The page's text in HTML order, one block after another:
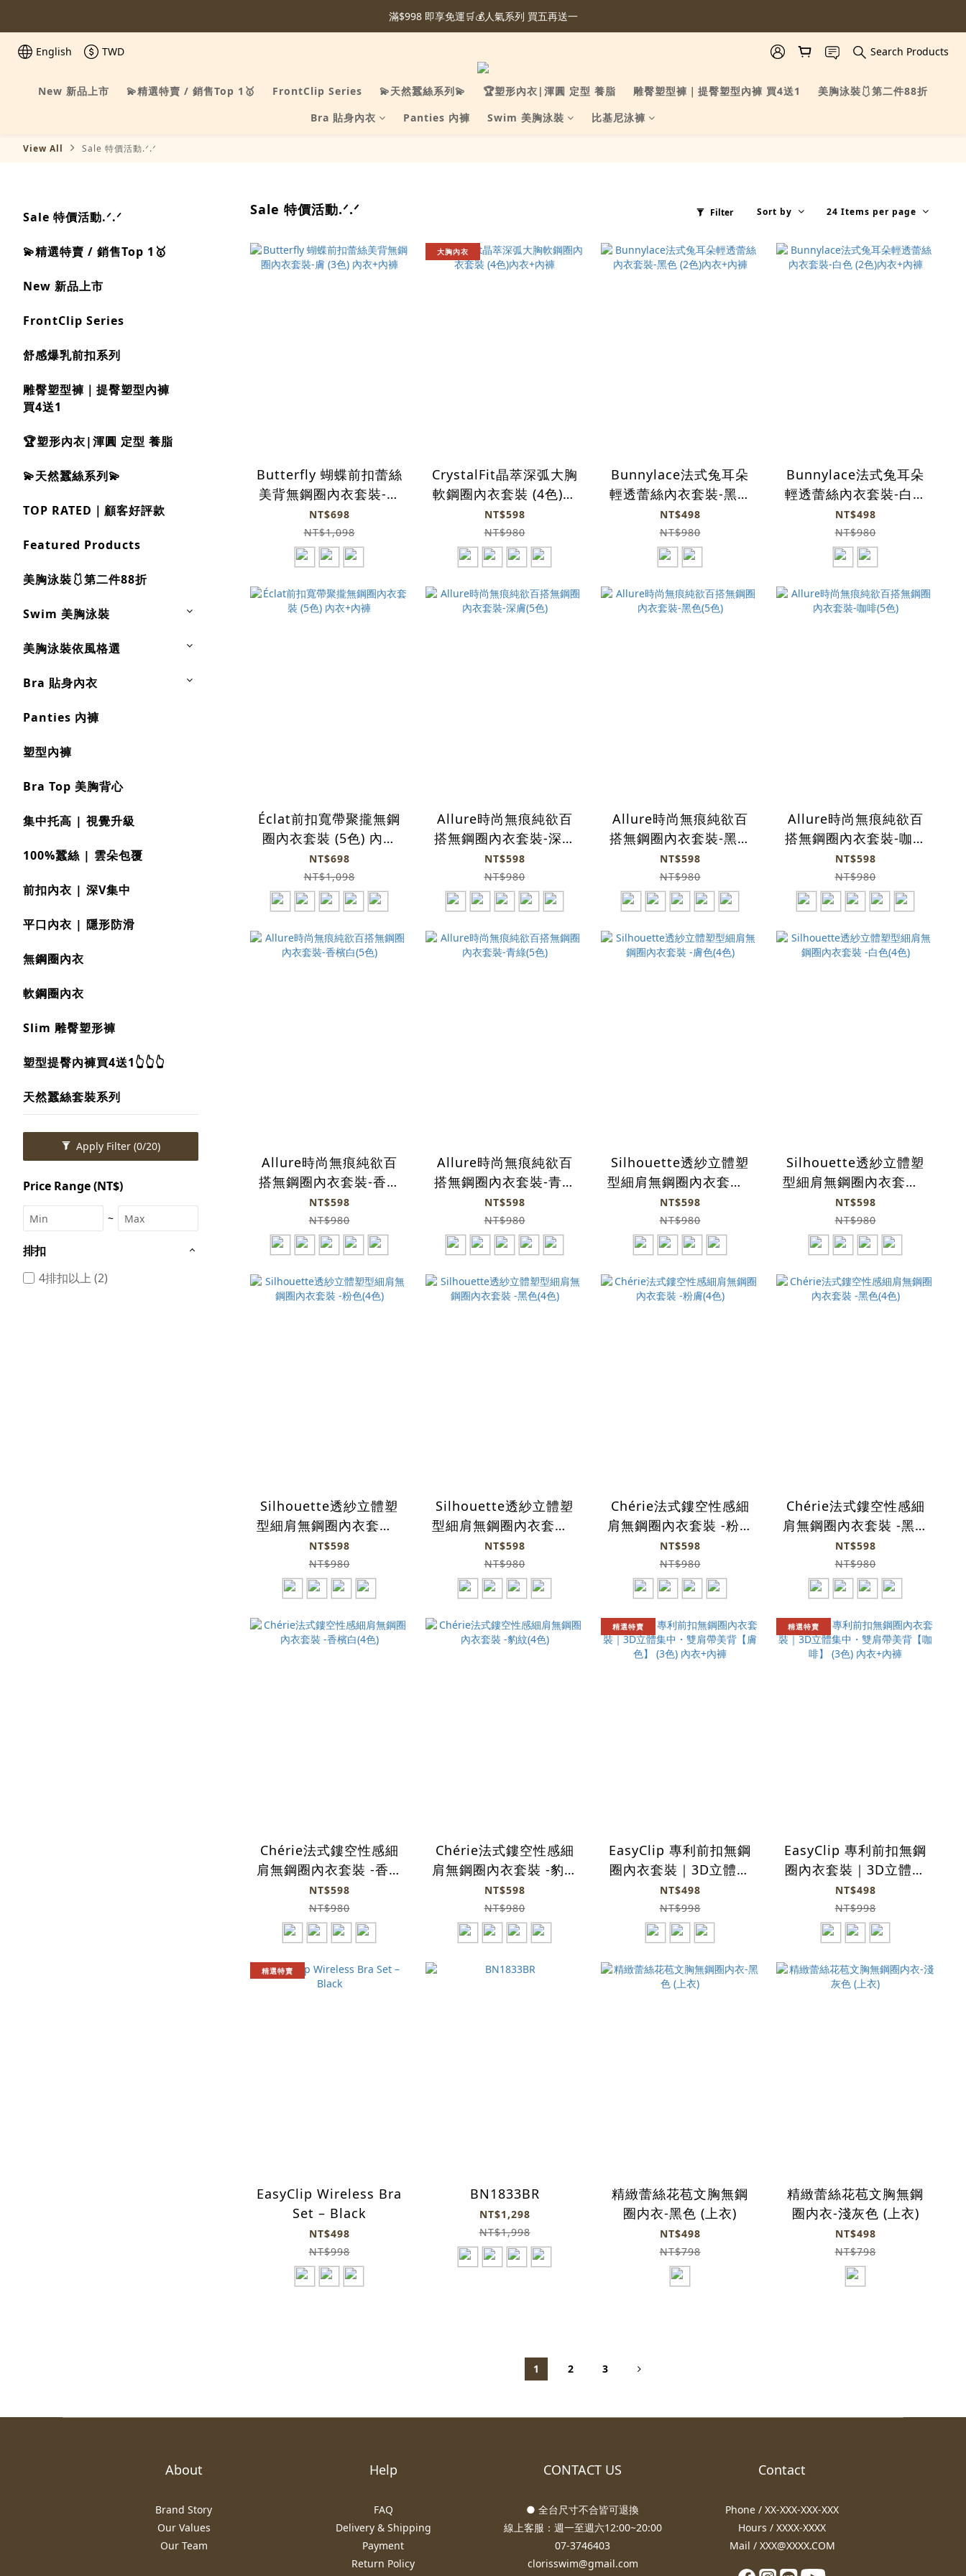
滿$998 即享免運🛒💰人氣系列 買五再送一
English TWD Search Products
New 新品上市 💫精選特賣 / 銷售Top 1🥇 FrontClip Series 💫天然蠶絲系列💫 🏆塑形內衣|渾圓 定型 養脂 雕臀塑型褲｜提臀塑型內褲 買4送1
美胸泳裝🩱第二件88折
Bra 貼身內衣
Panties 內褲 Swim 美胸泳裝 比基尼泳褲
View All Sale 特價活動.ᐟ.ᐟ
Sale 特價活動.ᐟ.ᐟ
💫精選特賣 / 銷售Top 1🥇
New 新品上市
FrontClip Series
舒感爆乳前扣系列
雕臀塑型褲｜提臀塑型內褲
買4送1
🏆塑形內衣|渾圓 定型 養脂
💫天然蠶絲系列💫
TOP RATED｜顧客好評款
Featured Products
美胸泳裝🩱第二件88折
Swim 美胸泳裝
美胸泳裝依風格選
Bra 貼身內衣
Panties 內褲
塑型內褲
Bra Top 美胸背心
集中托高 | 視覺升級
100%蠶絲 | 雲朵包覆
前扣內衣 | 深V集中
平口內衣 | 隱形防滑
無鋼圈內衣
軟鋼圈內衣
Slim 雕臀塑形褲
塑型提臀內褲買4送1👆👆👆
天然蠶絲套裝系列
Apply Filter (0/20)
Price Range (NT$)
~
排扣
4排扣以上 (2)
Sale 特價活動.ᐟ.ᐟ Filter Sort by 24 Items per page
Butterfly 蝴蝶前扣蕾絲
美背無鋼圈內衣套裝-膚
(3色) 內衣+內褲
NT$698
NT$1,098
大胸內衣
CrystalFit晶萃深弧大胸
軟鋼圈內衣套裝 (4色)內
衣+內褲
NT$598
NT$980
Bunnylace法式兔耳朵
輕透蕾絲內衣套裝-黑色
(2色)內衣+內褲
NT$498
NT$980
Bunnylace法式兔耳朵
輕透蕾絲內衣套裝-白色
(2色)內衣+內褲
NT$498
NT$980
Éclat前扣寬帶聚攏無鋼
圈內衣套裝 (5色) 內衣
+內褲
NT$698
NT$1,098
Allure時尚無痕純欲百
搭無鋼圈內衣套裝-深膚
(5色)
NT$598
NT$980
Allure時尚無痕純欲百
搭無鋼圈內衣套裝-黑色
(5色)
NT$598
NT$980
Allure時尚無痕純欲百
搭無鋼圈內衣套裝-咖啡
(5色)
NT$598
NT$980
Allure時尚無痕純欲百
搭無鋼圈內衣套裝-香檳
白(5色)
NT$598
NT$980
Allure時尚無痕純欲百
搭無鋼圈內衣套裝-青綠
(5色)
NT$598
NT$980
Silhouette透紗立體塑
型細肩無鋼圈內衣套裝 -
膚色(4色)
NT$598
NT$980
Silhouette透紗立體塑
型細肩無鋼圈內衣套裝 -
白色(4色)
NT$598
NT$980
Silhouette透紗立體塑
型細肩無鋼圈內衣套裝 -
粉色(4色)
NT$598
NT$980
Silhouette透紗立體塑
型細肩無鋼圈內衣套裝 -
黑色(4色)
NT$598
NT$980
Chérie法式鏤空性感細
肩無鋼圈內衣套裝 -粉膚
(4色)
NT$598
NT$980
Chérie法式鏤空性感細
肩無鋼圈內衣套裝 -黑色
(4色)
NT$598
NT$980
Chérie法式鏤空性感細
肩無鋼圈內衣套裝 -香檳
白(4色)
NT$598
NT$980
Chérie法式鏤空性感細
肩無鋼圈內衣套裝 -豹紋
(4色)
NT$598
NT$980
精選特賣
EasyClip 專利前扣無鋼
圈內衣套裝｜3D立體集
中・雙肩帶美背【膚
色】 (3色) 內衣+內褲
NT$498
NT$998
精選特賣
EasyClip 專利前扣無鋼
圈內衣套裝｜3D立體集
中・雙肩帶美背【咖
啡】 (3色) 內衣+內褲
NT$498
NT$998
精選特賣
EasyClip Wireless Bra
Set – Black
NT$498
NT$998
BN1833BR
NT$1,298
NT$1,998
精緻蕾絲花苞文胸無鋼
圈内衣-黑色 (上衣)
NT$498
NT$798
精緻蕾絲花苞文胸無鋼
圈内衣-淺灰色 (上衣)
NT$498
NT$798
1 2 3
About
Brand Story
Our Values
Our Team
Help
FAQ
Delivery & Shipping
Payment
Return Policy
CONTACT US
● 全台尺寸不合皆可退換
線上客服：週一至週六12:00~20:00
07-3746403
clorisswim@gmail.com
Contact
Phone / XX-XXX-XXX-XXX
Hours / XXXX-XXXX
Mail / XXX@XXXX.COM